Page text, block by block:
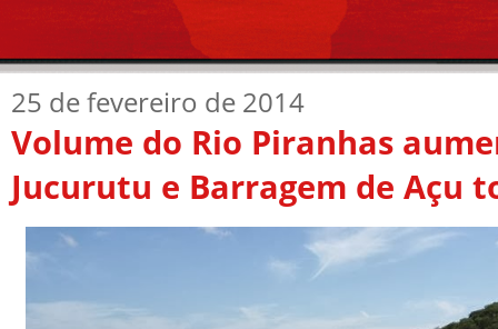
25 de fevereiro de 2014
Volume do Rio Piranhas
Jucurutu e Barragem de Açu